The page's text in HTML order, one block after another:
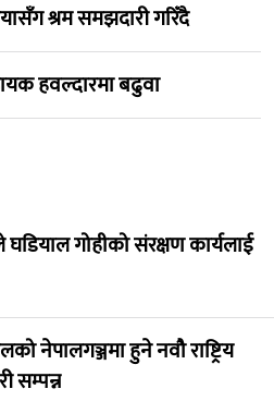
श्रम समझदारी गरिँदै
हवल्दारमा बढुवा
घडियाल गोहीको संरक्षण कार्यलाई
नेपालगञ्जमा हुने नवौ राष्ट्रिय
सम्पन्न